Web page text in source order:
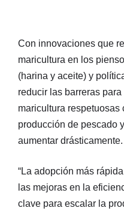
Con innovaciones que
maricultura en los
(harina y aceite) y
reducir las barreras
maricultura
producción de pescado
aumentar drásticamente.
“La adopción más
las mejoras en la
clave para escalar la